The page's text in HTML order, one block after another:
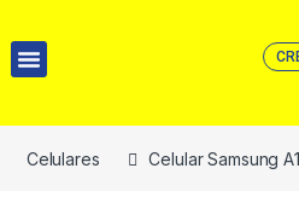
Celulares Celular Samsung